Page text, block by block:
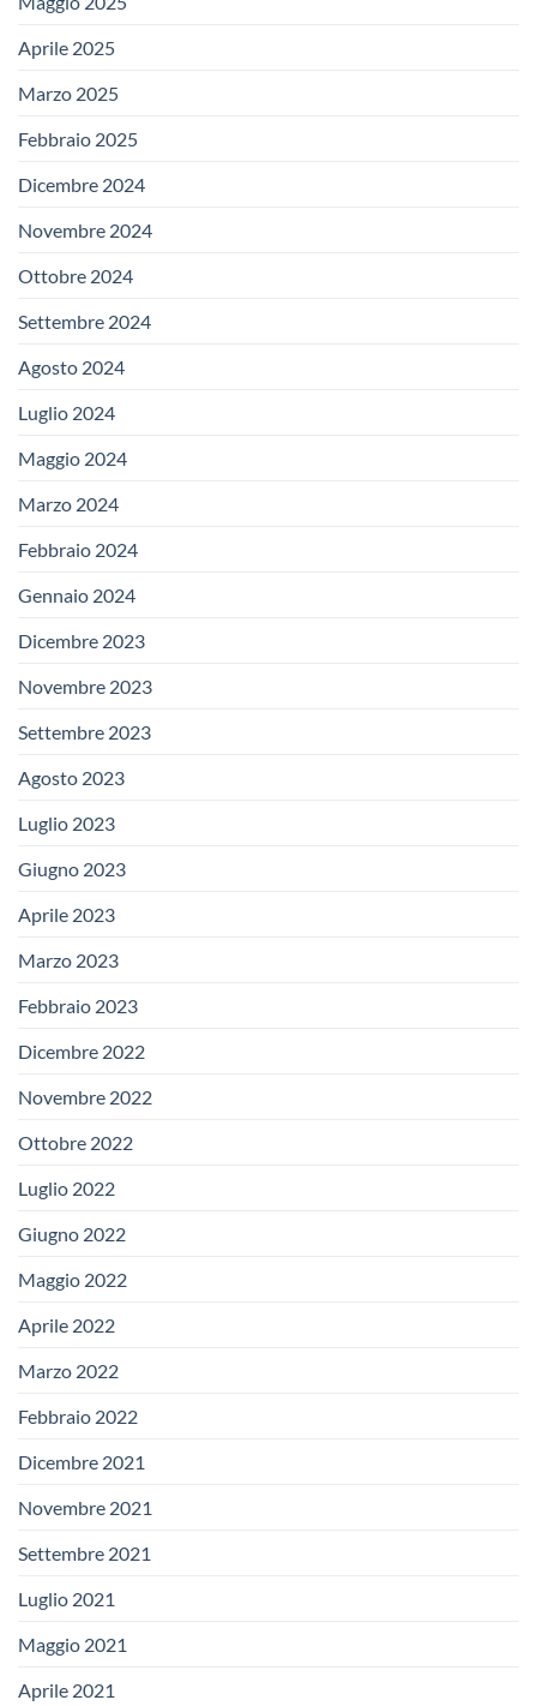
Aprile 2025
Marzo 2025
Febbraio 2025
Dicembre 2024
Novembre 2024
Ottobre 2024
Settembre 2024
Agosto 2024
Luglio 2024
Maggio 2024
Marzo 2024
Febbraio 2024
Gennaio 2024
Dicembre 2023
Novembre 2023
Settembre 2023
Agosto 2023
Luglio 2023
Giugno 2023
Aprile 2023
Marzo 2023
Febbraio 2023
Dicembre 2022
Novembre 2022
Ottobre 2022
Luglio 2022
Giugno 2022
Maggio 2022
Aprile 2022
Marzo 2022
Febbraio 2022
Dicembre 2021
Novembre 2021
Settembre 2021
Luglio 2021
Maggio 2021
Aprile 2021